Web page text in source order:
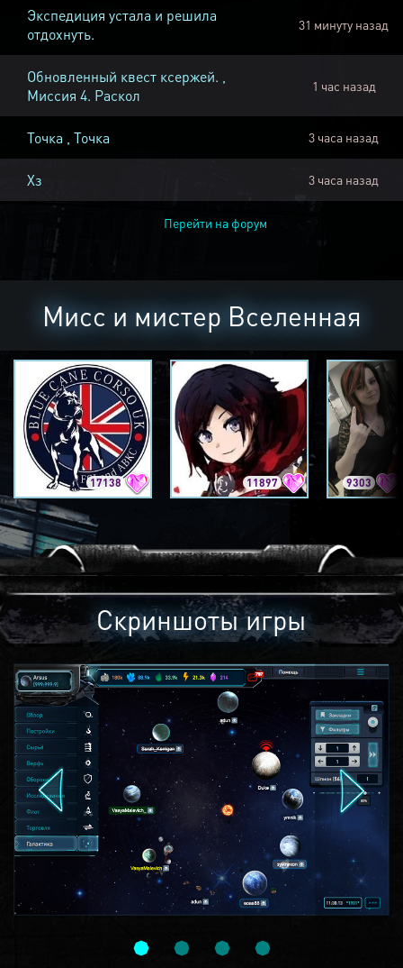
Экспедиция устала и решила
отдохнуть.
31 минуту назад
Обновленный квест ксержей. ,
Миссия 4. Раскол
1 час назад
Точка , Точка 3 часа назад
Хз 3 часа назад
Перейти на форум
Мисс и мистер Вселенная
17138 11897 9303
Скриншоты игры